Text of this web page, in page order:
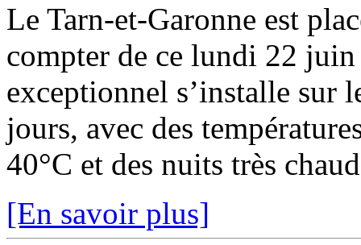
Le Tarn-et-Garonne est
compter de ce lundi 22
exceptionnel s’installe sur
jours, avec des
40°C et des nuits très
[En savoir plus]